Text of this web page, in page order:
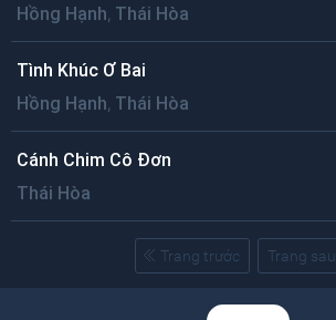
Hồng Hạnh, Thái Hòa
Tình Khúc Ơ Bai
Hồng Hạnh, Thái Hòa
Cánh Chim Cô Đơn
Thái Hòa
Trang trước Trang sau